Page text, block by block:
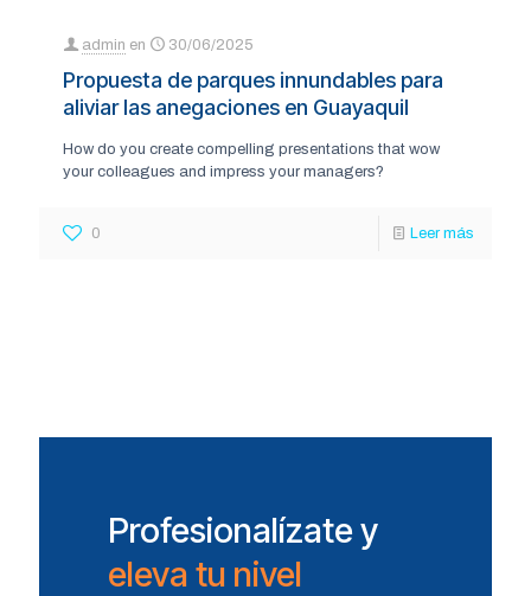
admin en 30/06/2025
Propuesta de parques innundables para
aliviar las anegaciones en Guayaquil
How do you create compelling presentations that wow
your colleagues and impress your managers?
0 Leer más
Profesionalízate y
eleva tu nivel